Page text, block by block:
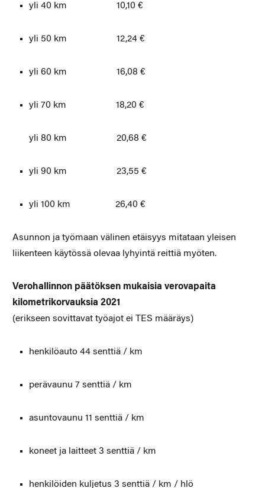
yli 40 km 10,10 €
yli 50 km 12,24 €
yli 60 km 16,08 €
yli 70 km 18,20 €
yli 80 km 20,68 €
yli 90 km 23,55 €
yli 100 km 26,40 €
Asunnon ja työmaan välinen etäisyys mitataan yleisen
liikenteen käytössä olevaa lyhyintä reittiä myöten.
Verohallinnon päätöksen mukaisia verovapaita
kilometrikorvauksia 2021
(erikseen sovittavat työajot ei TES määräys)
henkilöauto 44 senttiä / km
perävaunu 7 senttiä / km
asuntovaunu 11 senttiä / km
koneet ja laitteet 3 senttiä / km
henkilöiden kuljetus 3 senttiä / km / hlö